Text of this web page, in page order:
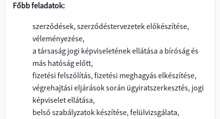
Főbb feladatok:
szerződések, szerződéstervezetek előkészítése,
véleményezése,
a társaság jogi képviseletének ellátása a bíróság és
más hatóság előtt,
fizetési felszólítás, fizetési meghagyás elkészítése,
végrehajtási eljárások során ügyiratszerkesztés, jogi
képviselet ellátása,
belső szabályzatok készítése, felülvizsgálata,